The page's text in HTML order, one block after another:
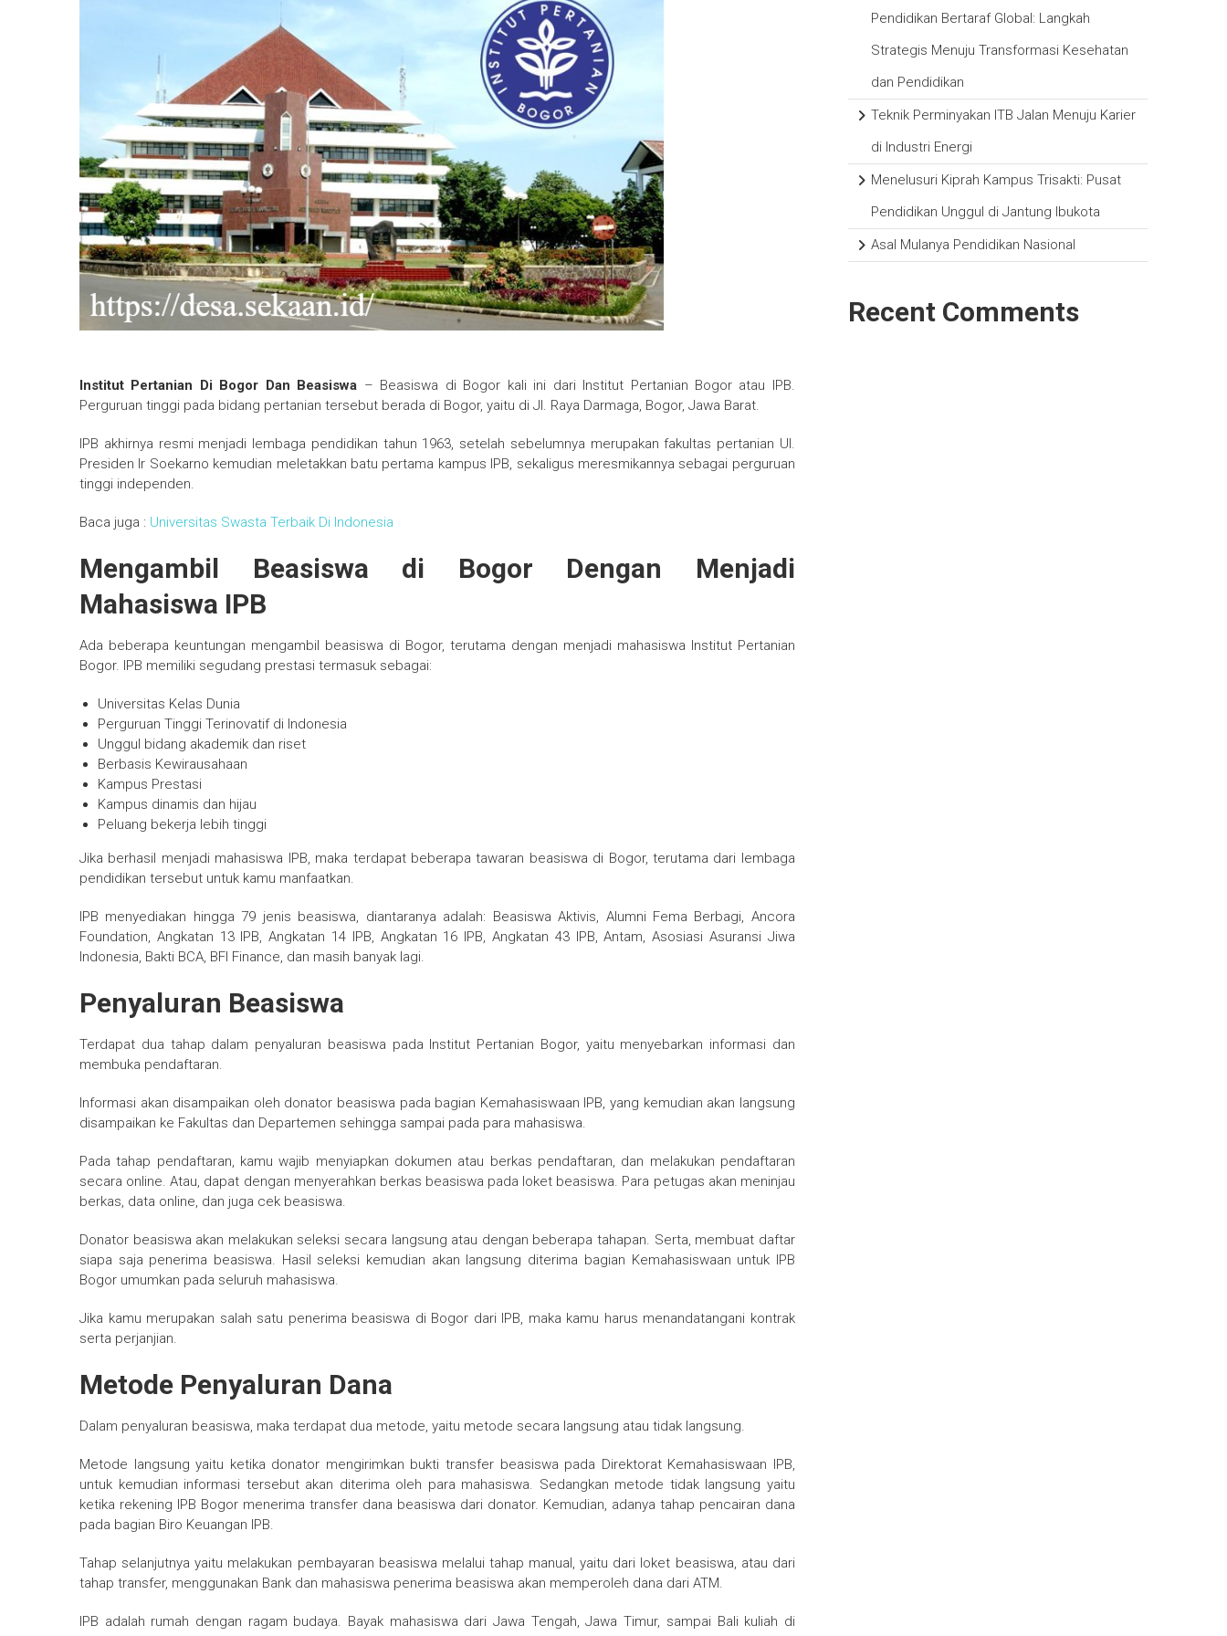
Institut Pertanian Di Bogor Dan Beasiswa – Beasiswa di Bogor kali ini dari Institut Pertanian Bogor atau IPB.
Perguruan tinggi pada bidang pertanian tersebut berada di Bogor, yaitu di Jl. Raya Darmaga, Bogor, Jawa Barat.
IPB akhirnya resmi menjadi lembaga pendidikan tahun 1963, setelah sebelumnya merupakan fakultas pertanian UI.
Presiden Ir Soekarno kemudian meletakkan batu pertama kampus IPB, sekaligus meresmikannya sebagai perguruan
tinggi independen.
Baca juga : Universitas Swasta Terbaik Di Indonesia
Mengambil Beasiswa di Bogor Dengan Menjadi
Mahasiswa IPB
Ada beberapa keuntungan mengambil beasiswa di Bogor, terutama dengan menjadi mahasiswa Institut Pertanian
Bogor. IPB memiliki segudang prestasi termasuk sebagai:
Universitas Kelas Dunia
Perguruan Tinggi Terinovatif di Indonesia
Unggul bidang akademik dan riset
Berbasis Kewirausahaan
Kampus Prestasi
Kampus dinamis dan hijau
Peluang bekerja lebih tinggi
Jika berhasil menjadi mahasiswa IPB, maka terdapat beberapa tawaran beasiswa di Bogor, terutama dari lembaga
pendidikan tersebut untuk kamu manfaatkan.
IPB menyediakan hingga 79 jenis beasiswa, diantaranya adalah: Beasiswa Aktivis, Alumni Fema Berbagi, Ancora
Foundation, Angkatan 13 IPB, Angkatan 14 IPB, Angkatan 16 IPB, Angkatan 43 IPB, Antam, Asosiasi Asuransi Jiwa
Indonesia, Bakti BCA, BFI Finance, dan masih banyak lagi.
Penyaluran Beasiswa
Terdapat dua tahap dalam penyaluran beasiswa pada Institut Pertanian Bogor, yaitu menyebarkan informasi dan
membuka pendaftaran.
Informasi akan disampaikan oleh donator beasiswa pada bagian Kemahasiswaan IPB, yang kemudian akan langsung
disampaikan ke Fakultas dan Departemen sehingga sampai pada para mahasiswa.
Pada tahap pendaftaran, kamu wajib menyiapkan dokumen atau berkas pendaftaran, dan melakukan pendaftaran
secara online. Atau, dapat dengan menyerahkan berkas beasiswa pada loket beasiswa. Para petugas akan meninjau
berkas, data online, dan juga cek beasiswa.
Donator beasiswa akan melakukan seleksi secara langsung atau dengan beberapa tahapan. Serta, membuat daftar
siapa saja penerima beasiswa. Hasil seleksi kemudian akan langsung diterima bagian Kemahasiswaan untuk IPB
Bogor umumkan pada seluruh mahasiswa.
Jika kamu merupakan salah satu penerima beasiswa di Bogor dari IPB, maka kamu harus menandatangani kontrak
serta perjanjian.
Metode Penyaluran Dana
Dalam penyaluran beasiswa, maka terdapat dua metode, yaitu metode secara langsung atau tidak langsung.
Metode langsung yaitu ketika donator mengirimkan bukti transfer beasiswa pada Direktorat Kemahasiswaan IPB,
untuk kemudian informasi tersebut akan diterima oleh para mahasiswa. Sedangkan metode tidak langsung yaitu
ketika rekening IPB Bogor menerima transfer dana beasiswa dari donator. Kemudian, adanya tahap pencairan dana
pada bagian Biro Keuangan IPB.
Tahap selanjutnya yaitu melakukan pembayaran beasiswa melalui tahap manual, yaitu dari loket beasiswa, atau dari
tahap transfer, menggunakan Bank dan mahasiswa penerima beasiswa akan memperoleh dana dari ATM.
IPB adalah rumah dengan ragam budaya. Bayak mahasiswa dari Jawa Tengah, Jawa Timur, sampai Bali kuliah di
Pendidikan Bertaraf Global: Langkah
Strategis Menuju Transformasi Kesehatan
dan Pendidikan
Teknik Perminyakan ITB Jalan Menuju Karier
di Industri Energi
Menelusuri Kiprah Kampus Trisakti: Pusat
Pendidikan Unggul di Jantung Ibukota
Asal Mulanya Pendidikan Nasional
Recent Comments